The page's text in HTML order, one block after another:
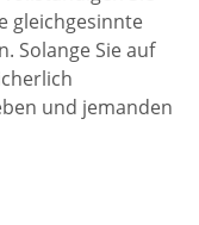
gleichgesinnte
Solange Sie auf
und jemanden